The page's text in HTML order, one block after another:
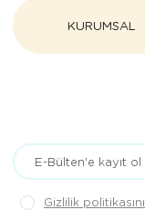
KURUMSAL
Gizlilik politikasını